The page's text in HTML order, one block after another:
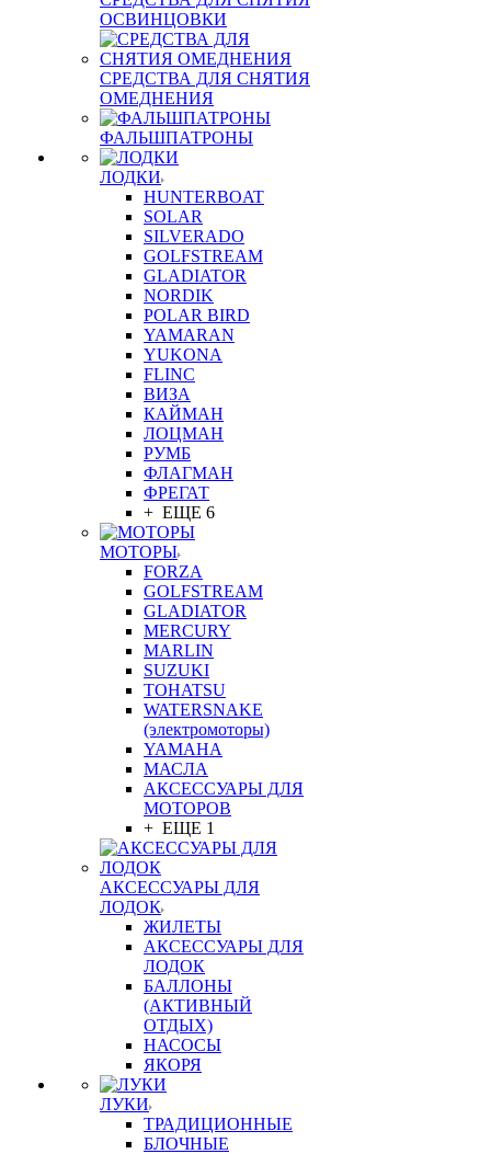
ОСВИНЦОВКИ
СРЕДСТВА ДЛЯ СНЯТИЯ
ОМЕДНЕНИЯ
ФАЛЬШПАТРОНЫ
ЛОДКИ
HUNTERBOAT
SOLAR
SILVERADO
GOLFSTREAM
GLADIATOR
NORDIK
POLAR BIRD
YAMARAN
YUKONA
FLINC
ВИЗА
КАЙМАН
ЛОЦМАН
РУМБ
ФЛАГМАН
ФРЕГАТ
+ ЕЩЕ 6
МОТОРЫ
FORZA
GOLFSTREAM
GLADIATOR
MERCURY
MARLIN
SUZUKI
TOHATSU
WATERSNAKE
(электромоторы)
YAMAHA
МАСЛА
АКСЕССУАРЫ ДЛЯ
МОТОРОВ
+ ЕЩЕ 1
АКСЕССУАРЫ ДЛЯ
ЛОДОК
ЖИЛЕТЫ
АКСЕССУАРЫ ДЛЯ
ЛОДОК
БАЛЛОНЫ
(АКТИВНЫЙ
ОТДЫХ)
НАСОСЫ
ЯКОРЯ
ЛУКИ
ТРАДИЦИОННЫЕ
БЛОЧНЫЕ